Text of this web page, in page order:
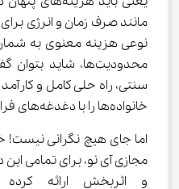
محدودیت‌ها، شاید
سنتی، راه حلی کامل و
خانواده‌ها را با دغدغه‌های فراوان روبرو می‌سازد.
اما جای هیچ نگرانی